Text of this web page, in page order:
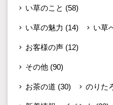
い草のこと (58)
い草の魅力 (14) い草
お客様の声 (12)
その他 (90)
お茶の道 (30) のりた